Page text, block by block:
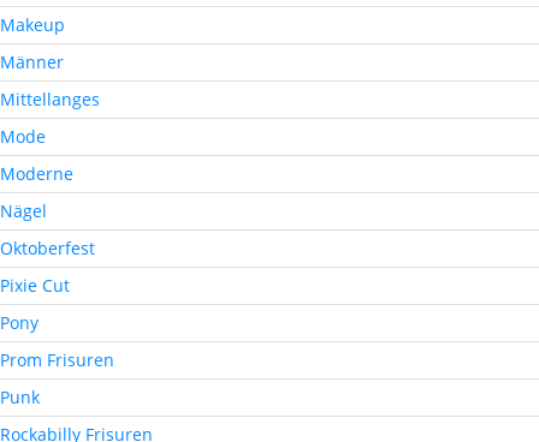
Makeup
Männer
Mittellanges
Mode
Moderne
Nägel
Oktoberfest
Pixie Cut
Pony
Prom Frisuren
Punk
Rockabilly Frisuren